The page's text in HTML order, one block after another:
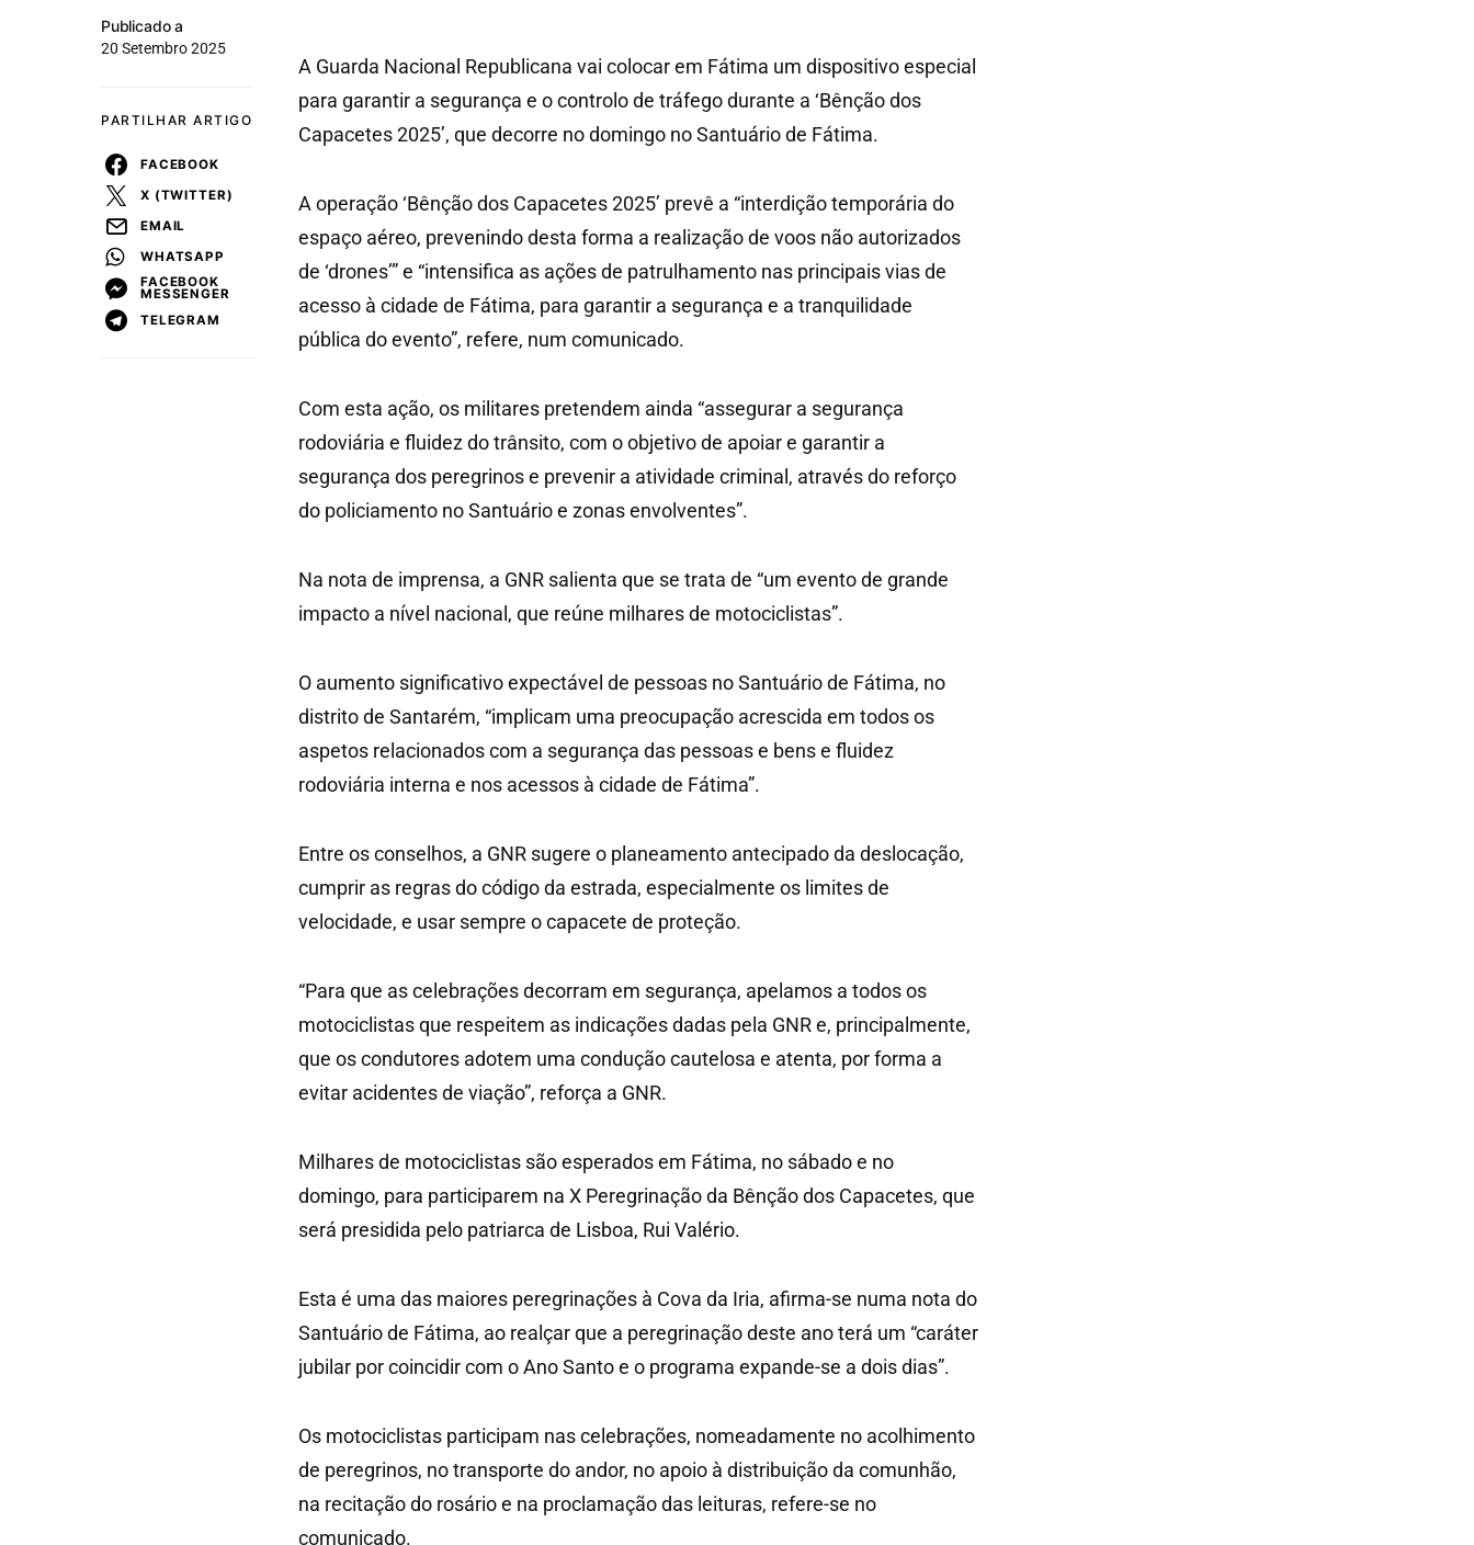
Publicado a
20 Setembro 2025
PARTILHAR ARTIGO
FACEBOOK
X (TWITTER)
EMAIL
WHATSAPP
FACEBOOK
MESSENGER
TELEGRAM
A Guarda Nacional Republicana vai colocar em Fátima um dispositivo especial
para garantir a segurança e o controlo de tráfego durante a ‘Bênção dos
Capacetes 2025’, que decorre no domingo no Santuário de Fátima.
A operação ‘Bênção dos Capacetes 2025’ prevê a “interdição temporária do
espaço aéreo, prevenindo desta forma a realização de voos não autorizados
de ‘drones’” e “intensifica as ações de patrulhamento nas principais vias de
acesso à cidade de Fátima, para garantir a segurança e a tranquilidade
pública do evento”, refere, num comunicado.
Com esta ação, os militares pretendem ainda “assegurar a segurança
rodoviária e fluidez do trânsito, com o objetivo de apoiar e garantir a
segurança dos peregrinos e prevenir a atividade criminal, através do reforço
do policiamento no Santuário e zonas envolventes”.
Na nota de imprensa, a GNR salienta que se trata de “um evento de grande
impacto a nível nacional, que reúne milhares de motociclistas”.
O aumento significativo expectável de pessoas no Santuário de Fátima, no
distrito de Santarém, “implicam uma preocupação acrescida em todos os
aspetos relacionados com a segurança das pessoas e bens e fluidez
rodoviária interna e nos acessos à cidade de Fátima”.
Entre os conselhos, a GNR sugere o planeamento antecipado da deslocação,
cumprir as regras do código da estrada, especialmente os limites de
velocidade, e usar sempre o capacete de proteção.
“Para que as celebrações decorram em segurança, apelamos a todos os
motociclistas que respeitem as indicações dadas pela GNR e, principalmente,
que os condutores adotem uma condução cautelosa e atenta, por forma a
evitar acidentes de viação”, reforça a GNR.
Milhares de motociclistas são esperados em Fátima, no sábado e no
domingo, para participarem na X Peregrinação da Bênção dos Capacetes, que
será presidida pelo patriarca de Lisboa, Rui Valério.
Esta é uma das maiores peregrinações à Cova da Iria, afirma-se numa nota do
Santuário de Fátima, ao realçar que a peregrinação deste ano terá um “caráter
jubilar por coincidir com o Ano Santo e o programa expande-se a dois dias”.
Os motociclistas participam nas celebrações, nomeadamente no acolhimento
de peregrinos, no transporte do andor, no apoio à distribuição da comunhão,
na recitação do rosário e na proclamação das leituras, refere-se no
comunicado.